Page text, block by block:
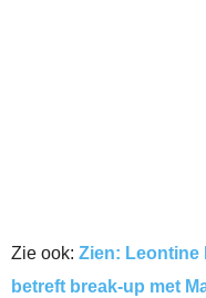
Zie ook: Zien: Leontine
betreft break-up met